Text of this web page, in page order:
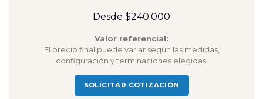
Desde $240.000
Valor referencial:
El precio final puede variar según las medidas,
configuración y terminaciones elegidas.
SOLICITAR COTIZACIÓN